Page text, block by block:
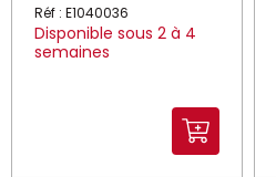
Réf : E1040036
Disponible sous 2 à 4
semaines